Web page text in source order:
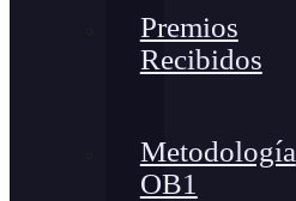
Premios
Recibidos
Metodología
OB1